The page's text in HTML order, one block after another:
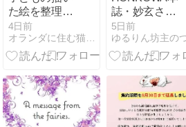
た絵を整理す
る横でくつろ
ぐ愛猫 ショコ
ラ
4日前
オランダに住む猫シャルルの日記
誌・妙玄さん
の不思議怪異
記
5日前